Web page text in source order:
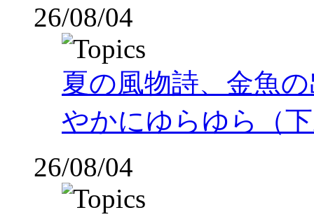
26/08/04
夏の風物詩、金魚
やかにゆらゆら（
26/08/04